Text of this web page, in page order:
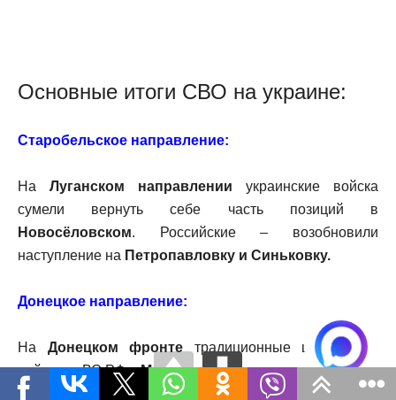
Основные итоги СВО на украине:
Старобельское направление:
На Луганском направлении украинские войска
сумели вернуть себе часть позиций в
Новосёловском. Российские – возобновили
наступление на Петропавловку и Синьковку.
Донецкое направление:
На Донецком фронте традиционные штурмовые
действия ВС РФ вМарьинке. Без успеха.